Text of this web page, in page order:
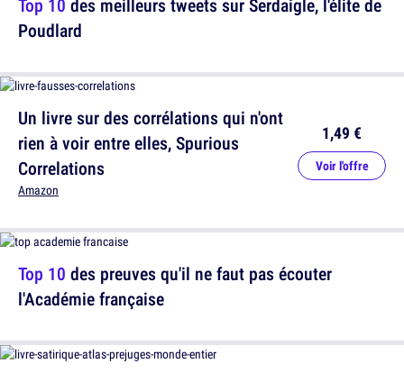
Un livre sur des corrélations qui n'ont
rien à voir entre elles, Spurious
Correlations
Amazon
1,49 €
Voir l'offre
Top 10 des meilleurs tweets sur Serdaigle, l'élite de
Poudlard
Top 10 des preuves qu'il ne faut pas écouter
l'Académie française